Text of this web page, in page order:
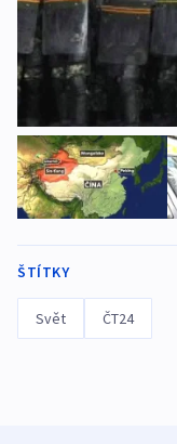
ŠTÍTKY
Svět ČT24